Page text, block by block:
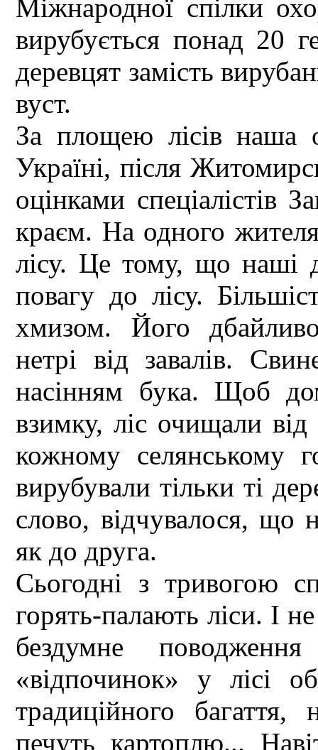
Міжнародної спілки
вирубується понад 20
деревцят замість
вуст.
За площею лісів наша
Україні, після
оцінками спеціалістів
краєм. На одного
лісу. Це тому, що наші
повагу до лісу.
хмизом. Його
нетрі від завалів.
насінням бука. Щоб
взимку, ліс очищали
кожному селянському
вирубували тільки ті
слово, відчувалося, що
як до друга.
Сьогодні з тривогою
горять-палають ліси. І
бездумне
«відпочинок» у лісі
традиційного
печуть картоплю...